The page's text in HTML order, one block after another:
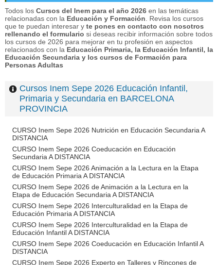
Todos los Cursos del Inem para el año 2026 en las temáticas
relacionadas con la Educación y Formación . Revisa los cursos
que te puedan interesar y te pones en contacto con nosotros
rellenando el formulario si deseas recibir información sobre todos
los cursos de 2026 para mejorar en tu profesión en aspectos
relacionados con la Educación Primaria, la Educación Infantil, la
Educación Secundaria y los cursos de Formación para
Personas Adultas
Cursos Inem Sepe 2026 Educación Infantil,
Primaria y Secundaria en BARCELONA
PROVINCIA
CURSO Inem Sepe 2026 Nutrición en Educación Secundaria A
DISTANCIA
CURSO Inem Sepe 2026 Coeducación en Educación
Secundaria A DISTANCIA
CURSO Inem Sepe 2026 Animación a la Lectura en la Etapa
de Educación Primaria A DISTANCIA
CURSO Inem Sepe 2026 de Animación a la Lectura en la
Etapa de Educación Secundaria A DISTANCIA
CURSO Inem Sepe 2026 Interculturalidad en la Etapa de
Educación Primaria A DISTANCIA
CURSO Inem Sepe 2026 Interculturalidad en la Etapa de
Educación Infantil A DISTANCIA
CURSO Inem Sepe 2026 Coeducación en Educación Infantil A
DISTANCIA
CURSO Inem Sepe 2026 Experto en Talleres y Rincones de